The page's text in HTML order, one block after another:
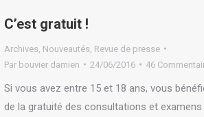
C’est gratuit !
Archives Nouveautés Revue de presse
Par bouvier damien 24/06/2016 46
Si vous avez entre 15 et 18 ans, vous
de la gratuité des consultations et examens